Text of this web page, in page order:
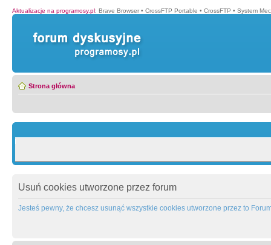
Aktualizacje na programosy.pl: Brave Browser • CrossFTP Portable • CrossFTP • System
Strona główna
Usuń cookies utworzone przez forum
Jesteś pewny, że chcesz usunąć wszystkie cookies utworzone przez to